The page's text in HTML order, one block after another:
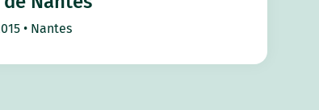
Nantes